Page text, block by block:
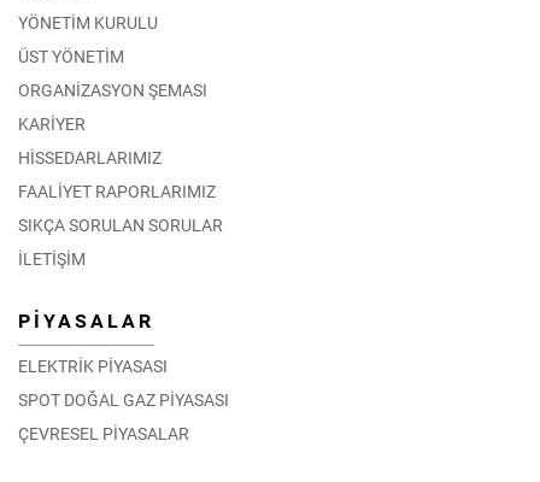
YÖNETİM KURULU
ÜST YÖNETİM
ORGANİZASYON ŞEMASI
KARİYER
HİSSEDARLARIMIZ
FAALİYET RAPORLARIMIZ
SIKÇA SORULAN SORULAR
İLETİŞİM
PİYASALAR
ELEKTRİK PİYASASI
SPOT DOĞAL GAZ PİYASASI
ÇEVRESEL PİYASALAR